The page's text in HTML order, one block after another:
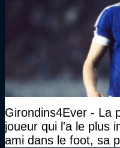
Girondins4Ever - La
joueur qui l'a le plus
ami dans le foot, sa